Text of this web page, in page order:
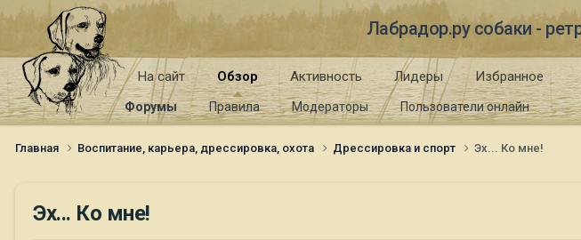
Лабрадор.ру собаки -
На сайт Обзор
Форумы Правила Модераторы Пользователи онлайн
Активность Лидеры Избранное
Главная Воспитание, карьера, дрессировка, охота Дрессировка и спорт Эх... Ко мне!
Эх... Ко мне!